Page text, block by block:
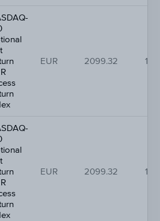
EUR 2099.32
EUR 2099.32